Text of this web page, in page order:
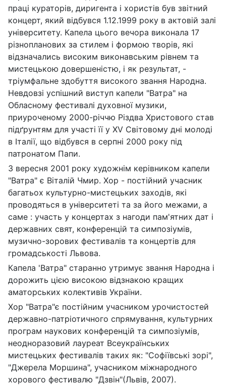
праці кураторів, диригента і хористів був звітний
концерт, який відбувся 1.12.1999 року в актовій залі
університету. Капела цього вечора виконала 17
різнопланових за стилем і формою творів, які
відзначались високим виконавським рівнем та
мистецькою довершеністю, і як результат, -
тріумфальне здобуття високого звання Народна.
Невдовзі успішний виступ капели "Ватра" на
Обласному фестивалі духовної музики,
приуроченому 2000-річчю Різдва Христового став
підґрунтям для участі її y XV Світовому дні молоді
в Італії, що відбувся в серпні 2000 року під
патронатом Папи.
3 вересня 2001 року художнім керівником капели
"Ватра" є Віталій Чмир. Хор - постійний учасник
багатьох культурно-мистецьких заходів, які
проводяться в університеті та за його межами, а
саме : участь у концертах з нагоди пам'ятних дат і
державних свят, конференцій та симпозіумів,
музично-зорових фестивалів та концертів для
громадськості Львова.
Капела 'Ватра" старанно утримує звання Народна і
дорожить цією високою відзнакою кращих
аматорських колективів України.
Хор "Ватра"є постійним учасником урочистостей
державно-патріотичного спрямування, культурних
програм наукових конференцій та симпозіумів,
неодноразовий лауреат Всеукраїнських
мистецьких фестивалів таких як: "Софіївські зорі",
"Джерела Моршина", учасником міжнародного
хорового фестивалю "Дзвін"(Львів, 2007).